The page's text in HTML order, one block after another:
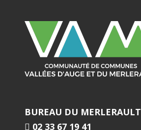
BUREAU DU MERLERAULT
02 33 67 19 41